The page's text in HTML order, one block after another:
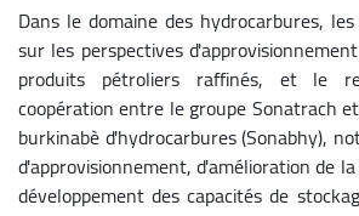
Dans le domaine des hydrocarbures,
sur les perspectives
produits pétroliers raffinés, et le
coopération entre le groupe Sonatrach
burkinabè d'hydrocarbures (Sonabhy),
d'approvisionnement, d'amélioration de
développement des capacités de